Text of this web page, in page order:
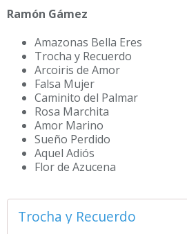
Ramón Gámez
Amazonas Bella Eres
Trocha y Recuerdo
Arcoiris de Amor
Falsa Mujer
Caminito del Palmar
Rosa Marchita
Amor Marino
Sueño Perdido
Aquel Adiós
Flor de Azucena
Trocha y Recuerdo